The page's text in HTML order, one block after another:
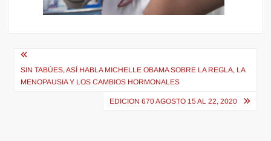
Navegación
de
SIN TABÚES, ASÍ HABLA MICHELLE OBAMA SOBRE LA REGLA, LA
MENOPAUSIA Y LOS CAMBIOS HORMONALES
EDICION 670 AGOSTO 15 AL 22, 2020